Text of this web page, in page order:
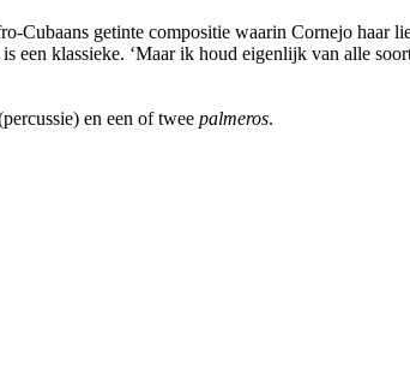
Cubaans getinte compositie waarin Cornejo haar
een klassieke. ‘Maar ik houd eigenlijk van alle
en een of twee palmeros.